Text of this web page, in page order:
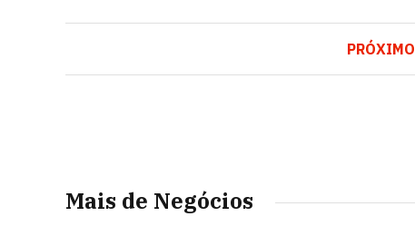
PRÓXIMO
Mais de Negócios